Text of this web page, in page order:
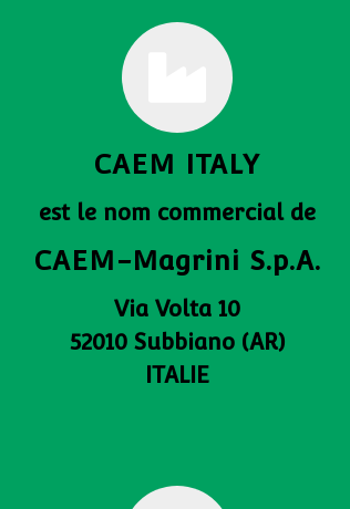
CAEM ITALY
est le nom commercial de
CAEM-Magrini S.p.A.
Via Volta 10
52010 Subbiano (AR)
ITALIE